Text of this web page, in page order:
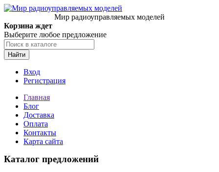
Мир радиоуправляемых моделей
Корзина ждет
Выберите любое предложение
Найти
Вход
Регистрация
Главная
Блог
Доставка
Оплата
Контакты
Карта сайта
Каталог предложений